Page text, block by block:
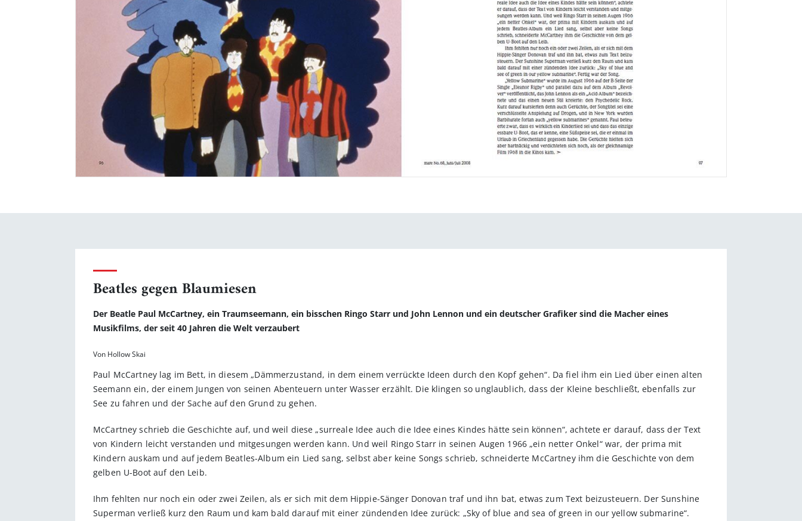
Beatles gegen Blaumiesen
Der Beatle Paul McCartney, ein Traumseemann, ein bisschen Ringo Starr und John Lennon und ein deutscher Grafiker sind die Macher eines
Musikfilms, der seit 40 Jahren die Welt verzaubert
Von Hollow Skai
Paul McCartney lag im Bett, in diesem „Dämmerzustand, in dem einem verrückte Ideen durch den Kopf gehen“. Da fiel ihm ein Lied über einen alten
Seemann ein, der einem Jungen von seinen Abenteuern unter Wasser erzählt. Die klingen so unglaublich, dass der Kleine beschließt, ebenfalls zur
See zu fahren und der Sache auf den Grund zu gehen.
McCartney schrieb die Geschichte auf, und weil diese „surreale Idee auch die Idee eines Kindes hätte sein können“, achtete er darauf, dass der Text
von Kindern leicht verstanden und mitgesungen werden kann. Und weil Ringo Starr in seinen Augen 1966 „ein netter Onkel“ war, der prima mit
Kindern auskam und auf jedem Beatles-Album ein Lied sang, selbst aber keine Songs schrieb, schneiderte McCartney ihm die Geschichte von dem
gelben U-Boot auf den Leib.
Ihm fehlten nur noch ein oder zwei Zeilen, als er sich mit dem Hippie-Sänger Donovan traf und ihn bat, etwas zum Text beizusteuern. Der Sunshine
Superman verließ kurz den Raum und kam bald darauf mit einer zündenden Idee zurück: „Sky of blue and sea of green in our yellow submarine“.